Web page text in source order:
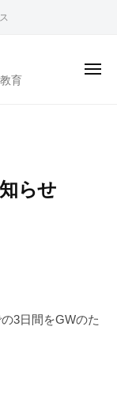
育
メ
らせ
3日間をGWのた